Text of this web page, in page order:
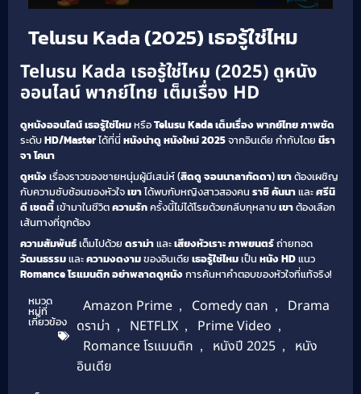
Telusu Kada (2025) เธอรู้ใช่ไหม
Telusu Kada เธอรู้ใช่ไหม (2025) ดูหนัง
ออนไลน์ พากย์ไทย เต็มเรื่อง HD
ดูหนังออนไลน์เธอรู้ใช่ไหมหรือTelusu Kadaเต็มเรื่องพากย์ไทยภาพชัด
ระดับHD/Masterได้ที่นี่หนังน่าดูหนังใหม่ 2025จากอินเดีย กำกับโดย นีรา
จา โคนา
ดูหนังเรื่องราวของชายหนุ่มผู้มีเสน่ห์ (สิดดู จอนนาลากัดดา)เขาต้องเผชิญ
กับความซับซ้อนของหัวใจเขาได้พบกับหญิงสาวสองคน ราชิ คันนาและศรีนิ
ดี เชตตี้เข้ามาในชีวิตความรักครั้งนี้ไม่ได้โรยด้วยกลีบกุหลาบเขาต้องเลือก
เส้นทางที่ถูกต้อง
ความสัมพันธ์เต็มไปด้วย ดราม่าและเสียงหัวเราะภาพยนตร์ถ่ายทอด
วัฒนธรรมและความงดงามของอินเดีย เธอรู้ใช่ไหมเป็น หนัง HDแนว
Romance โรแมนติกอย่าพลาดดูหนังการค้นหาคำตอบของหัวใจที่แท้จริง!
หมวด
หมู่ที่
เกี่ยวข้อง
Amazon Prime , Comedy ตลก ,
Drama
ดราม่า , NETFLIX , Prime Video ,
Romance โรแมนติก , หนังปี 2025 ,
หนัง
อินเดีย